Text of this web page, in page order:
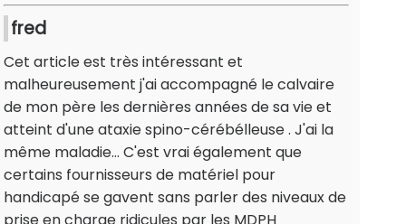
fred
Cet article est très intéressant et
malheureusement j'ai accompagné le calvaire
de mon père les dernières années de sa vie et
atteint d'une ataxie spino-cérébélleuse . J'ai la
même maladie... C'est vrai également que
certains fournisseurs de matériel pour
handicapé se gavent sans parler des niveaux de